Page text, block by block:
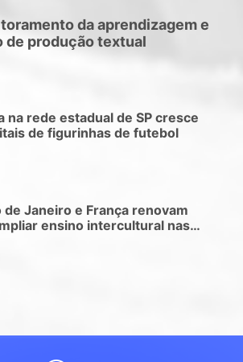
da aprendizagem e
de produção textual
na rede estadual de SP cresce
de figurinhas de futebol
de Janeiro e França renovam
ensino intercultural nas